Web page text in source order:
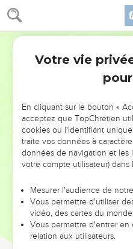
Matthieu 23
Portez donc à son comble
33 Serpents, race de vipères !
jugement de l'enfer ?
C'est pourquoi, je vous
et des spécialistes de la loi.
uns, vous fouetterez les
afin que retombe sur vous
la terre, depuis le sang
Zacharie, fils de Bérékia, que
génération.
Jésus et Jérusalem
37
Votre vie
En cliquant sur le bouton «
acceptez que TopChrétien
cookies ou l'identifiant
traite vos données à
données de navigation et les
votre compte utilisateur) dans
Mesurer l'audience de
Vous permettre d'utiliser
vidéo, des cartes du
Vous permettre d'entrer
relation aux utilisateurs.